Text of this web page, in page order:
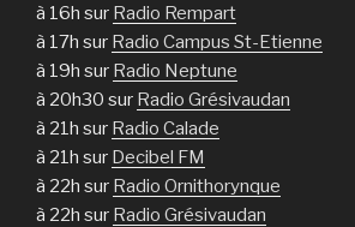
à 16h sur Radio Rempart
à 17h sur Radio Campus St-Etienne
à 19h sur Radio Neptune
à 20h30 sur Radio Grésivaudan
à 21h sur Radio Calade
à 21h sur Decibel FM
à 22h sur Radio Ornithorynque
à 22h sur Radio Grésivaudan